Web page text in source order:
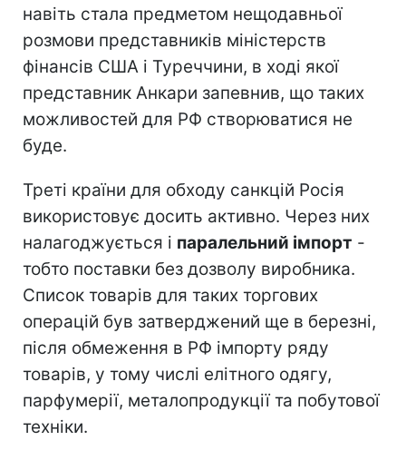
навіть стала предметом нещодавньої
розмови представників міністерств
фінансів США і Туреччини, в ході якої
представник Анкари запевнив, що таких
можливостей для РФ створюватися не
буде.
Треті країни для обходу санкцій Росія
використовує досить активно. Через них
налагоджується і паралельний імпорт -
тобто поставки без дозволу виробника.
Список товарів для таких торгових
операцій був затверджений ще в березні,
після обмеження в РФ імпорту ряду
товарів, у тому числі елітного одягу,
парфумерії, металопродукції та побутової
техніки.